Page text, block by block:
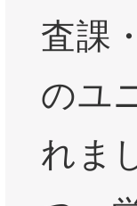
査課
のユ
れま